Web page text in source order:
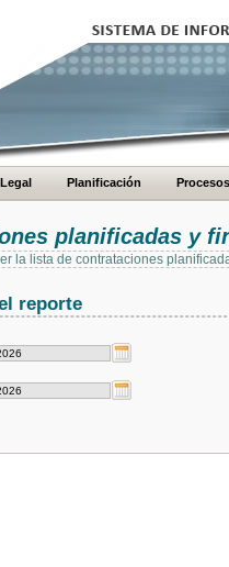
Planificación Procesos
planificadas y
la lista de contrataciones
reporte